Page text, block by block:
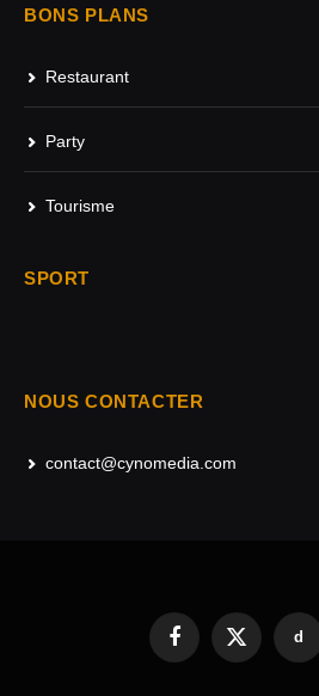
BONS PLANS
Restaurant
Party
Tourisme
SPORT
NOUS CONTACTER
contact@cynomedia.com
FacebookX
d